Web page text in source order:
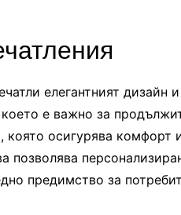
елегантният дизайн
е важно за
осигурява комфорт
позволява
предимство за